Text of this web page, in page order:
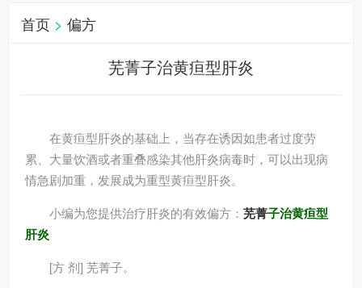
首页 > 偏方
芜菁子治黄疸型肝炎
在黄疸型肝炎的基础上，当存在诱因如患者过度劳
累、大量饮酒或者重叠感染其他肝炎病毒时，可以出现病
情急剧加重，发展成为重型黄疸型肝炎。
小编为您提供治疗肝炎的有效偏方： 芜菁子治黄疸型
肝炎
[方 剂] 芜菁子。